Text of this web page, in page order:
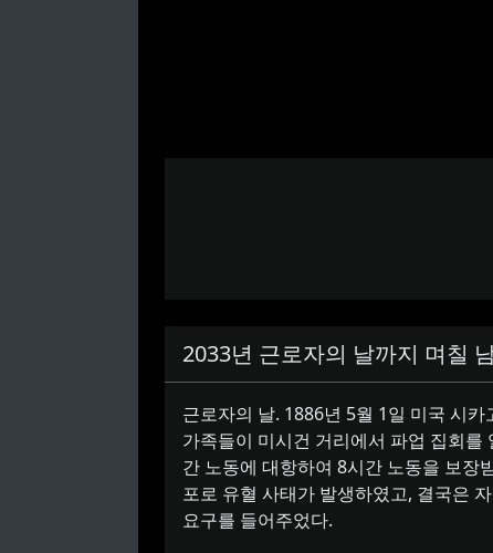
2033년 근로자의 날까지 며칠
근로자의 날. 1886년 5월 1일 미국 시
가족들이 미시건 거리에서 파업 집회를
간 노동에 대항하여 8시간 노동을 보장
포로 유혈 사태가 발생하였고, 결국은
요구를 들어주었다.